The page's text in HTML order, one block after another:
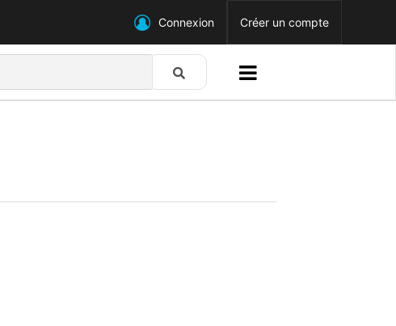
Connexion Créer un compte